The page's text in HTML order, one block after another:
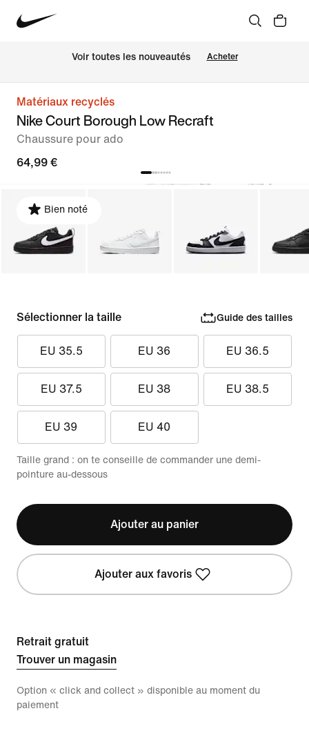
Voir toutes les nouveautés Acheter
Matériaux recyclés
Nike Court Borough Low Recraft
Chaussure pour ado
64,99 €
Bien noté
Sélectionner la taille Guide des tailles
EU 35.5 EU 36 EU 36.5
EU 37.5 EU 38 EU 38.5
EU 39 EU 40
Taille grand : on te conseille de commander une demi-
pointure au-dessous
Ajouter au panier
Ajouter aux favoris
Retrait gratuit
Trouver un magasin
Option « click and collect » disponible au moment du
paiement